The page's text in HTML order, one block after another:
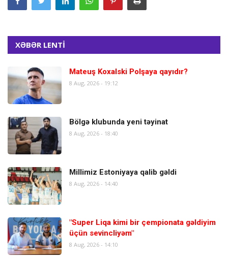
XƏBƏR LENTİ
Mateuş Koxalski Polşaya qayıdır?
8 Aug, 2026 - 19:12
Bölgə klubunda yeni təyinat
8 Aug, 2026 - 18:40
Millimiz Estoniyaya qalib gəldi
8 Aug, 2026 - 14:40
"Super Liqa kimi bir çempionata gəldiyim
üçün sevincliyəm"
8 Aug, 2026 - 14:10